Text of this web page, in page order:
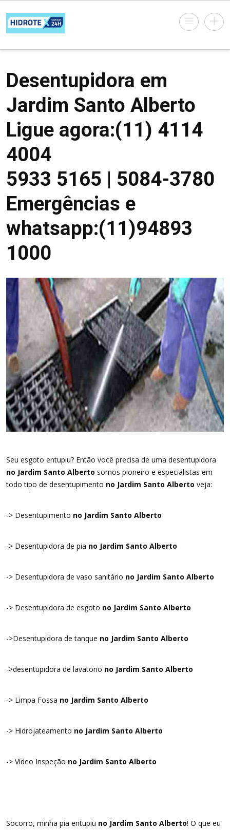
Desentupidora em
Jardim Santo Alberto
Ligue agora:(11) 4114
4004
5933 5165 | 5084-3780
Emergências e
whatsapp:(11)94893
1000
Seu esgoto entupiu? Então você precisa de uma desentupidora
no Jardim Santo Alberto somos pioneiro e especialistas em
todo tipo de desentupimento no Jardim Santo Alberto veja:
-> Desentupimento no Jardim Santo Alberto
-> Desentupidora de pia no Jardim Santo Alberto
-> Desentupidora de vaso sanitário no Jardim Santo Alberto
-> Desentupidora de esgoto no Jardim Santo Alberto
->Desentupidora de tanque no Jardim Santo Alberto
->desentupidora de lavatorio no Jardim Santo Alberto
-> Limpa Fossa no Jardim Santo Alberto
-> Hidrojateamento no Jardim Santo Alberto
-> Vídeo Inspeção no Jardim Santo Alberto
Socorro, minha pia entupiu no Jardim Santo Alberto! O que eu